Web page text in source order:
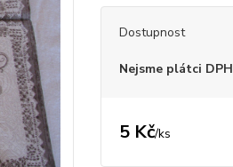
Dostupnost
Nejsme plátci DPH
5 Kč/ks